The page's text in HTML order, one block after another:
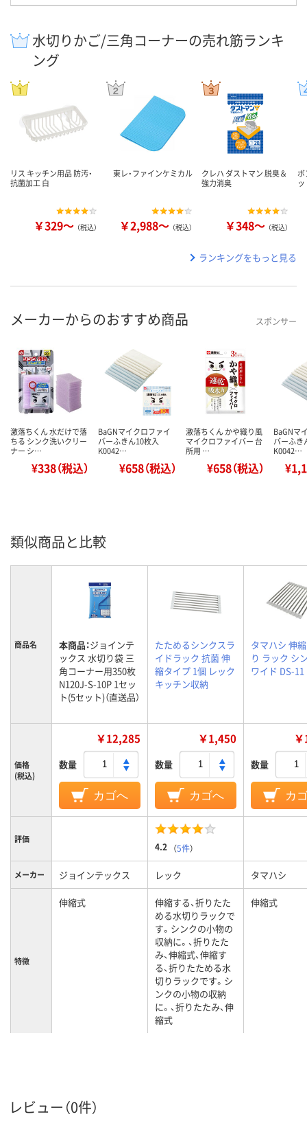
水切りかご/三角コーナーの売れ筋ランキ
ング
リス キッチン用品 防汚・
抗菌加工 白
￥329～ （税込）
東レ・ファインケミカル
￥2,988～ （税込）
クレハ ダストマン 脱臭＆
強力消臭
￥348～ （税込）
ボ
ランキングをもっと見る
メーカーからのおすすめ商品 スポンサー
激落ちくん 水だけで落
ちる シンク洗いクリー
ナー シ…
¥338（税込）
BaGNマイクロファイ
バーふきん10枚入
K0042…
¥658（税込）
激落ちくん かや織り風
マイクロファイバー 台
所用 …
¥658（税込）
BaGNマ
バーふき
K0042…
類似商品と比較
商品名 本商品：ジョインテ
ックス 水切り袋 三
角コーナー用350枚
N120J-S-10P 1セッ
ト(5セット)（直送品）
たためるシンクスラ
イドラック 抗菌 伸
縮タイプ 1個 レック
キッチン収納
タマハシ 伸
り ラック シ
ワイド DS-11
価格
(税込)
￥12,285
数量
カゴへ
￥1,450
数量
カゴへ
数量
カ
評価
4.2 （5件）
メーカー ジョインテックス レック タマハシ
特徴
伸縮式
伸縮する、折りたた
める水切りラックで
す。シンクの小物の
収納に。、折りたた
み、伸縮式、伸縮す
る、折りたためる水
切りラックです。シ
ンクの小物の収納
に。、折りたたみ、伸
縮式
伸縮式
レビュー（0件）